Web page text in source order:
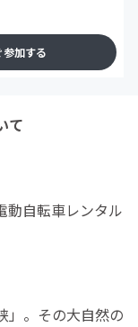
参加する
て
動自転車レンタル
」。その大自然の